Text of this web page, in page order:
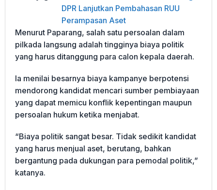
DPR Lanjutkan Pembahasan RUU
Perampasan Aset
Menurut Paparang, salah satu persoalan dalam
pilkada langsung adalah tingginya biaya politik
yang harus ditanggung para calon kepala daerah.
Ia menilai besarnya biaya kampanye berpotensi
mendorong kandidat mencari sumber pembiayaan
yang dapat memicu konflik kepentingan maupun
persoalan hukum ketika menjabat.
“Biaya politik sangat besar. Tidak sedikit kandidat
yang harus menjual aset, berutang, bahkan
bergantung pada dukungan para pemodal politik,”
katanya.